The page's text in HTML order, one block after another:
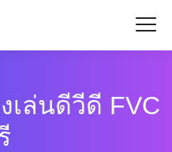
เล่นดีวีดี FVC